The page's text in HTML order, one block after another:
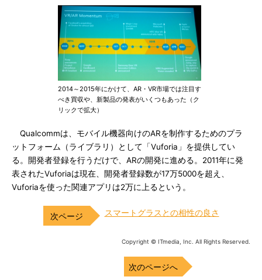
2014～2015年にかけて、AR・VR市場では注目す
べき買収や、新製品の発表がいくつもあった（ク
リックで拡大）
Qualcommは、モバイル機器向けのARを制作するためのプラ
ットフォーム（ライブラリ）として「Vuforia」を提供してい
る。開発者登録を行うだけで、ARの開発に進める。2011年に発
表されたVuforiaは現在、開発者登録数が17万5000を超え、
Vuforiaを使った関連アプリは2万に上るという。
スマートグラスとの相性の良さ
Copyright © ITmedia, Inc. All Rights Reserved.
次のページへ